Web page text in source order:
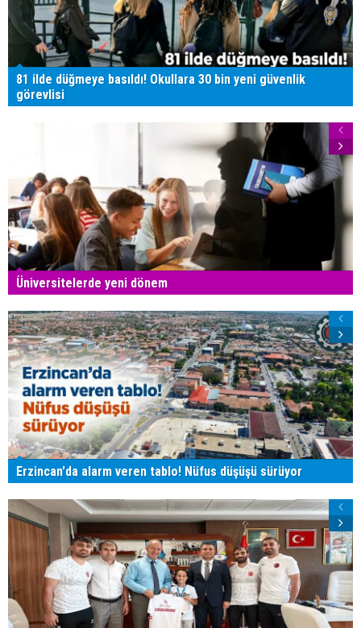
81 ilde düğmeye basıldı! Okullara 30 bin yeni güvenlik
görevlisi
Üniversitelerde yeni dönem
Erzincan'da alarm veren tablo! Nüfus düşüşü sürüyor